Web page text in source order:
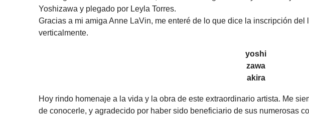
Gracias a mi amiga Anne LaVin, me enteré de lo que dice la inscripción
verticalmente.
yoshi
zawa
akira
Hoy rindo homenaje a la vida y la obra de este extraordinario artista. Me
de conocerle, y agradecido por haber sido beneficiario de sus numerosas